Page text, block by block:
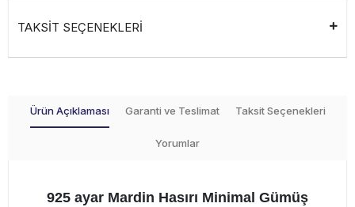
TAKSİT SEÇENEKLERİ
Ürün Açıklaması Garanti ve Teslimat Taksit Seçenekleri
Yorumlar
925 ayar Mardin Hasırı Minimal Gümüş